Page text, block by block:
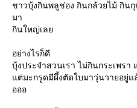
ชาวบุ้งกินพลูช่อง กินกล้วยไม้ กิน
มา
กินใหญ่เล
อย่างไรก็ดี
บุ้งประจำสวนเรา ไม่กินกระเพรา
ต่มะกรูดมีผึ้งตัดใบมาวุ่นวายอยู่แ
อออ